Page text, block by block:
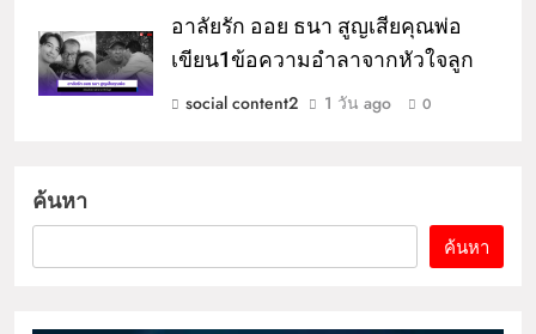
อาลัยรัก ออย ธนา สูญเสียคุณพ่อ
เขียน1ข้อความอำลาจากหัวใจลูก
social content2
1 วัน ago 0
ค้นหา
ค้นหา